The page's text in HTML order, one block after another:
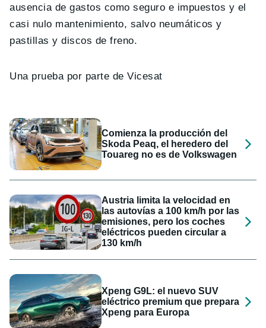
ausencia de gastos como seguro e impuestos y el
casi nulo mantenimiento, salvo neumáticos y
pastillas y discos de freno.
Una prueba por parte de Vicesat
Comienza la producción del
Skoda Peaq, el heredero del
Touareg no es de Volkswagen
Austria limita la velocidad en
las autovías a 100 km/h por las
emisiones, pero los coches
eléctricos pueden circular a
130 km/h
Xpeng G9L: el nuevo SUV
eléctrico premium que prepara
Xpeng para Europa